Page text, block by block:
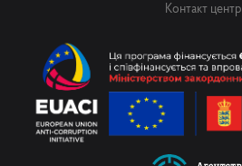
Контакт центр